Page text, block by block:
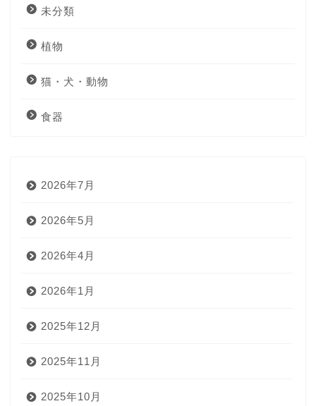
未分類
植物
猫・犬・動物
食器
2026年7月
2026年5月
2026年4月
2026年1月
2025年12月
2025年11月
2025年10月